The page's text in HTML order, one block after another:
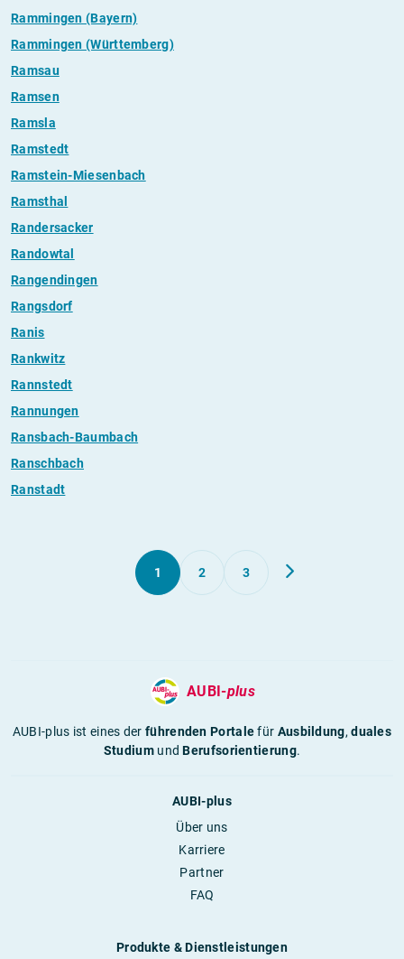
Rammingen (Bayern)
Rammingen (Württemberg)
Ramsau
Ramsen
Ramsla
Ramstedt
Ramstein-Miesenbach
Ramsthal
Randersacker
Randowtal
Rangendingen
Rangsdorf
Ranis
Rankwitz
Rannstedt
Rannungen
Ransbach-Baumbach
Ranschbach
Ranstadt
1 2 3
AUBI-plus
AUBI-plus ist eines derführenden Portalefür Ausbildung,duales
StudiumundBerufsorientierung.
AUBI-plus
Über uns
Karriere
Partner
FAQ
Produkte & Dienstleistungen